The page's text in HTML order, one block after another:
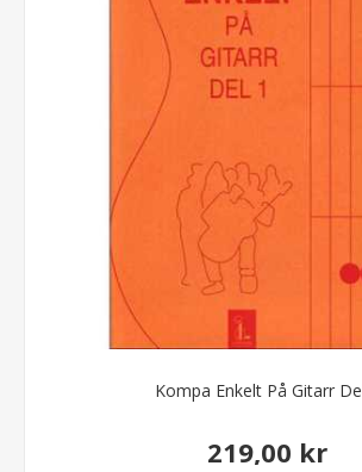
Kompa Enkelt På Gitarr
219,00 kr